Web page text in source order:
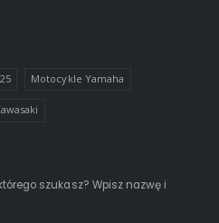
Motocykle Yamaha
szukasz? Wpisz nazwę i